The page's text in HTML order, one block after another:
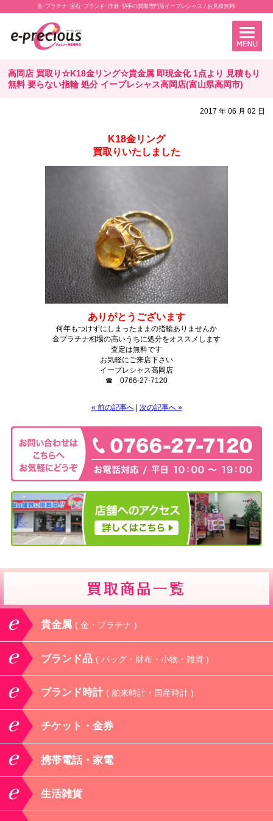
金･プラチナ･宝石･ブランド･洋酒･切手の買取専門店イープレシャス / お見積無料!
高岡店 買取り☆K18金リング☆貴金属 即現金化 1点より 見積もり
無料 要らない指輪 処分 イープレシャス高岡店(富山県高岡市)
2017 年 06 月 02 日
K18金リング
買取りいたしました
ありがとうございます
何年もつけずにしまったままの指輪ありませんか
金プラチナ相場の高いうちに処分をオススメします
査定は無料です
お気軽にご来店下さい
イープレシャス高岡店
☎ 0766-27-7120
« 前の記事へ| 次の記事へ »
貴金属 ( 金・プラチナ )
ブランド品 ( バッグ・財布・小物・雑貨 )
ブランド時計 ( 舶来時計・国産時計 )
チケット・金券
携帯電話・家電
生活雑貨